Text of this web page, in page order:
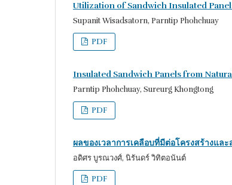
Utilization of Sandwich Insulated
Supanit Wisadsatorn, Parntip Phohchuay
PDF
Insulated Sandwich Panels from
Parntip Phohchuay, Sureurg Khongtong
PDF
ผลของเวลาการเคลือบที่มีต่อโครงสร้างแ
อดิศร บูรณวงศ์, นิรันดร์ วิทิตอนันต์
PDF